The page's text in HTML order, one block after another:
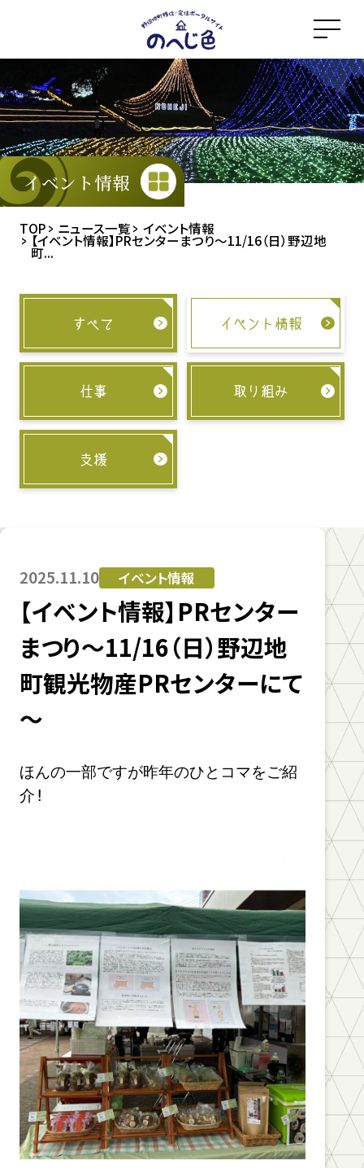
ン
コ
ン
テ
ン
ツ
に
イベント情報
TOP ニュース一覧 イベント情報
【イベント情報】PRセンターまつり～11/16（日）野辺地
町...
すべて イベント情報
仕事 取り組み
支援
2025.11.10 イベント情報
【イベント情報】PRセンター
まつり～11/16（日）野辺地
町観光物産PRセンターにて
～
ほんの一部ですが昨年のひとコマをご紹